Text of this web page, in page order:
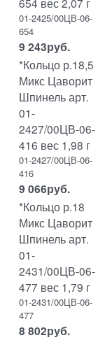
01-2425/00ЦВ-06-
654
9 243руб.
*Кольцо р.18,5
Микс Цаворит
Шпинель арт.
01-
2427/00ЦВ-06-
416 вес 1,98 г
01-2427/00ЦВ-06-
416
9 066руб.
*Кольцо р.18
Микс Цаворит
Шпинель арт.
01-
2431/00ЦВ-06-
477 вес 1,79 г
01-2431/00ЦВ-06-
477
8 802руб.